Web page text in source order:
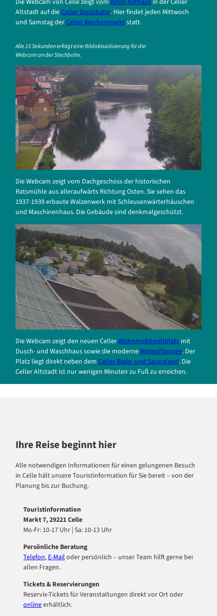
Altstadt auf dieCeller Stechbahn. Hier findet jeden Mittwoch
und Samstag derCeller Wochenmarktstatt.
Alle 15 Sekunden erfolgt eine Bildaktualisierung für die
Webcam an der Stechbahn.
Die Webcam zeigt vom Dachgeschoss der historischen
Ratsmühle aus alleraufwärts Richtung Osten. Sie sehen das
1937-1939 erbaute Walzenwerk mit Schleusenwärterhäuschen
und Maschinenhaus. Die Gebäude sind denkmalgeschützt.
Die Webcam zeigt den neuen CellerWohnmobilstellplatz mit
Dusch- und Waschhaus sowie die moderneMinigolfanlage. Der
Platz liegt direkt neben dem Celler Bade- und Saunaland. Die
Celler Altstadt ist nur wenigen Minuten zu Fuß zu erreichen.
Ihre Reise beginnt hier
Alle notwendigen Informationen für einen gelungenen Besuch
in Celle hält unsere Touristinformation für Sie bereit – von der
Planung bis zur Buchung.
Touristinformation
Markt 7, 29221 Celle
Mo-Fr: 10-17 Uhr | Sa: 10-13 Uhr
Persönliche Beratung
Telefon, E-Mail oder persönlich – unser Team hilft gerne bei
allen Fragen.
Tickets & Reservierungen
Reservix-Tickets für Veranstaltungen direkt vor Ort oder
onlineerhältlich.